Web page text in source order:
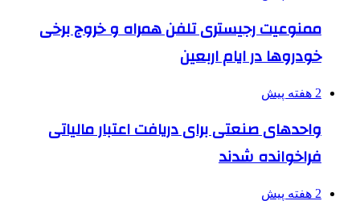
ممنوعیت رجیستری تلفن همراه و خروج برخی
خودروها در ایام اربعین
2 هفته پیش
واحدهای صنعتی برای دریافت اعتبار مالیاتی
فراخوانده شدند
2 هفته پیش